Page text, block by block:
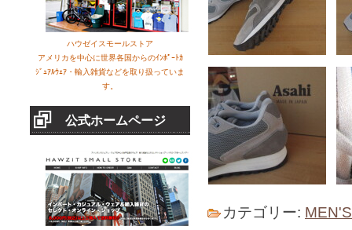
ハウゼイスモールストア
アメリカを中心に世界各国からのｲﾝﾎﾟｰﾄｶ
ｼﾞｭｱﾙｳｪｱ・輸入雑貨などを取り扱っていま
す。
公式ホームページ
カテゴリー: